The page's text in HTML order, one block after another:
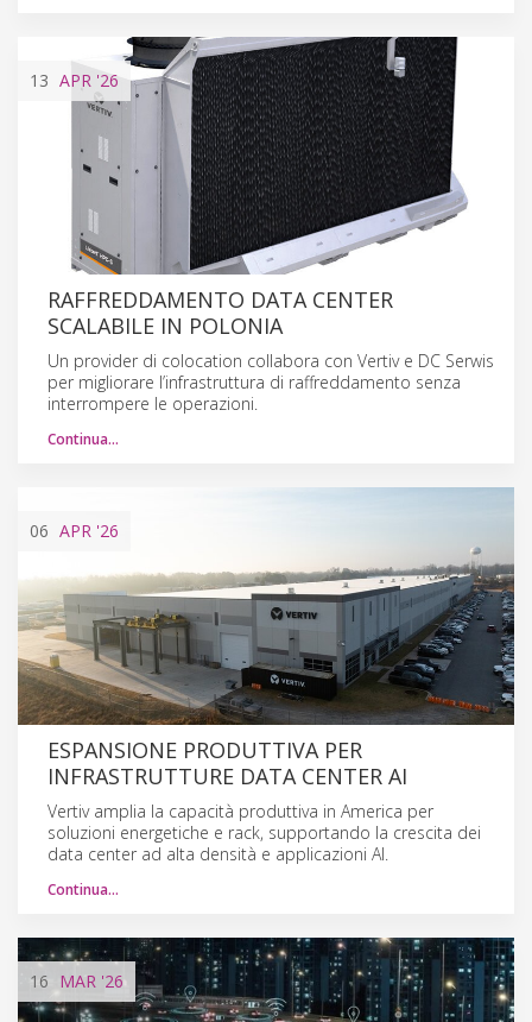
13 APR '26
RAFFREDDAMENTO DATA CENTER
SCALABILE IN POLONIA
Un provider di colocation collabora con Vertiv e DC Serwis
per migliorare l’infrastruttura di raffreddamento senza
interrompere le operazioni.
Continua…
06 APR '26
ESPANSIONE PRODUTTIVA PER
INFRASTRUTTURE DATA CENTER AI
Vertiv amplia la capacità produttiva in America per
soluzioni energetiche e rack, supportando la crescita dei
data center ad alta densità e applicazioni AI.
Continua…
16 MAR '26